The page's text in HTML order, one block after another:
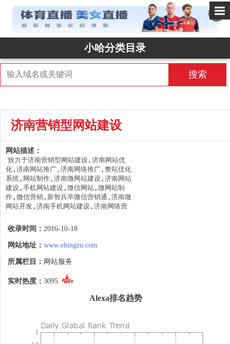
✕
小哈分类目录
搜索
济南营销型网站建设
网站描述：
致力于济南营销型网站建设,济南网站优
化,济南网站推广,济南网络推广,整站优化
系统,网站制作,济南微网站建设,济南网站
建设,手机网站建设,微信网站,微网站制
作,微信营销,新智兵卒微信营销通,济南微
网站开发,济南手机网站建设,济南网络营
哪家好, 0531-88021677
收录时间： 2016-10-18
网站地址： www.ebingzu.com
所属栏目： 网站服务
实时热度： 3095
Alexa排名趋势